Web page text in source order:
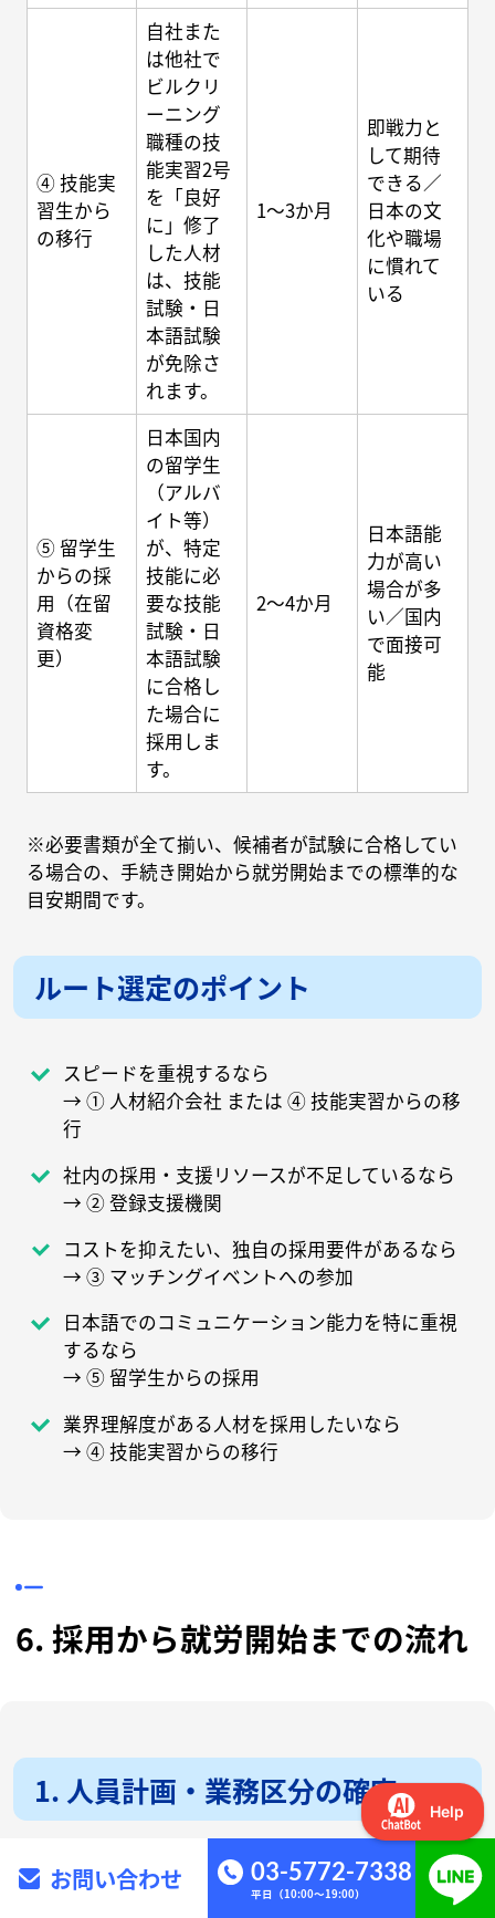
④ 技能実
習生から
の移行
自社また
は他社で
ビルクリ
ーニング
職種の技
能実習2号
を「良好
に」修了
した人材
は、技能
試験・日
本語試験
が免除さ
れます。
1～3か月
即戦力と
して期待
できる／
日本の文
化や職場
に慣れて
いる
⑤ 留学生
からの採
用（在留
資格変
更）
日本国内
の留学生
（アルバ
イト等）
が、特定
技能に必
要な技能
試験・日
本語試験
に合格し
た場合に
採用しま
す。
2～4か月
日本語能
力が高い
場合が多
い／国内
で面接可
能
※必要書類が全て揃い、候補者が試験に合格してい
る場合の、手続き開始から就労開始までの標準的な
目安期間です。
ルート選定のポイント
スピードを重視するなら
→ ① 人材紹介会社 または ④ 技能実習からの移
行
社内の採用・支援リソースが不足しているなら
→ ② 登録支援機関
コストを抑えたい、独自の採用要件があるなら
→ ③ マッチングイベントへの参加
日本語でのコミュニケーション能力を特に重視
するなら
→ ⑤ 留学生からの採用
業界理解度がある人材を採用したいなら
→ ④ 技能実習からの移行
6. 採用から就労開始までの流れ
1. 人員計画・業務区分の確定
どの業務区分で、何名の特定技能人材が必要かを明
お問い合わせ 03-5772-7338
平日（10:00～19:00）